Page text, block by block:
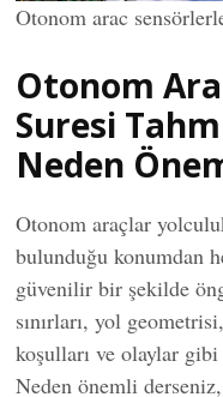
Otonom arac
Otonom
Suresi
Neden
Otonom araçlar
bulunduğu konumdan
güvenilir bir şekilde
sınırları, yol
koşulları ve olaylar
Neden önemli